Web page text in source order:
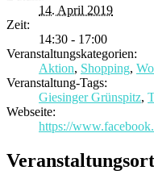
14. April 2019
Zeit:
14:30 - 17:00
Veranstaltungskategorien:
Aktion, Shopping,
Veranstaltung-Tags:
Giesinger Grünspitz,
Webseite:
https://
Veranstaltungsort